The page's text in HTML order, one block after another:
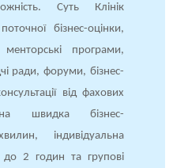
Суть Клінік
бізнес-оцінки,
програми,
ради, форуми, бізнес-
від фахових
швидка бізнес-
індивідуальна
до 2 годин та групові